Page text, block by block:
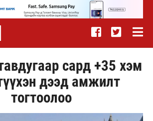
сард +35 хэм
дээд амжилт
тогтоолоо